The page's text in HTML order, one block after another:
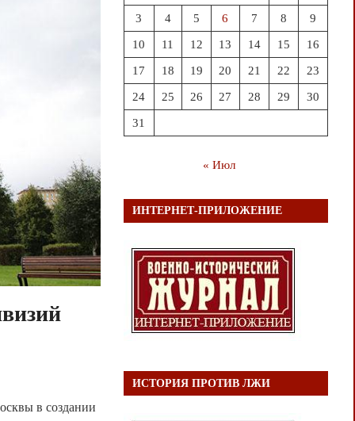
в создании
3 4 5 6 7 8 9
10 11 12 13 14 15 16
17 18 19 20 21 22 23
24 25 26 27 28 29 30
31
« Июл
ИНТЕРНЕТ-ПРИЛОЖЕНИЕ
ИСТОРИЯ ПРОТИВ ЛЖИ